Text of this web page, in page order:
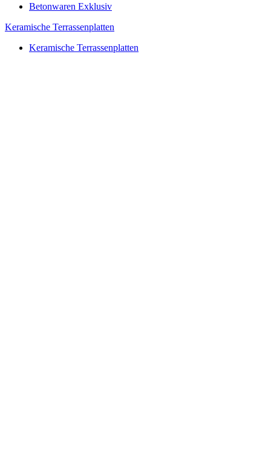
Betonwaren Exklusiv
Keramische Terrassenplatten
Keramische Terrassenplatten